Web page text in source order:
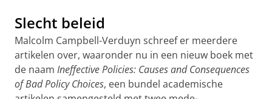
Slecht beleid
Malcolm Campbell-Verduyn schreef er meerdere
artikelen over, waaronder nu in een nieuw boek met
de naam Ineffective Policies: Causes and Consequences
of Bad Policy Choices, een bundel academische